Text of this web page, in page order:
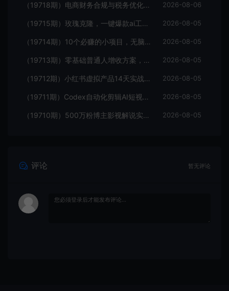
（19718期）电商财务合规与税务优化指南：增值税+企税+个税全覆盖，财务制度搭建落地纳税筹划方案 2026-08-06
（19715期）玫瑰克隆，一键爆款ai工具，自媒体的必备神器，50多个功能，详细的教程 2026-08-05
（19714期）10个必赚的小项目，无脑简单，百分百有利润，副业的首选，日入300+ 2026-08-05
（19713期）零基础普通人增收方案，轻投入布局被动收入，多多虚拟月收益 1-3 万 2026-08-05
（19712期）小红书虚拟产品14天实战变现营-第7期：需求挖掘×AI+Skill原创×产品矩阵×内容笔记×一人公司进阶×全链路 2026-08-05
（19711期）Codex自动化剪辑AI短视频实战课｜DeepSeek V4 Pro多API联动，图文成片封装Skill全流程 2026-08-05
（19710期）500万粉博主影视解说实战课｜独家爆款私藏思路，AI文案剪映PR剪辑发布全流程教学 2026-08-05
评论 暂无评论